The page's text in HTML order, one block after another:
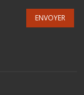
ENVOYER